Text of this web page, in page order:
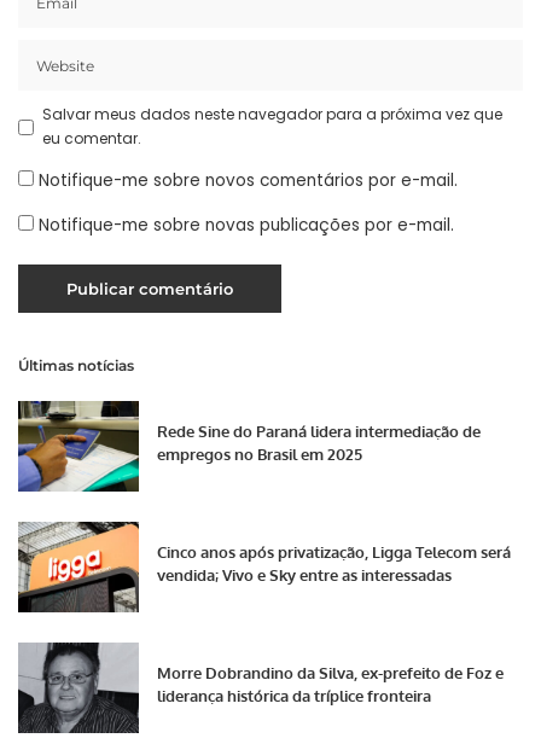
Salvar meus dados neste navegador para a próxima vez que
eu comentar.
Notifique-me sobre novos comentários por e-mail.
Notifique-me sobre novas publicações por e-mail.
Últimas notícias
Rede Sine do Paraná lidera intermediação de
empregos no Brasil em 2025
Cinco anos após privatização, Ligga Telecom será
vendida; Vivo e Sky entre as interessadas
Morre Dobrandino da Silva, ex-prefeito de Foz e
liderança histórica da tríplice fronteira